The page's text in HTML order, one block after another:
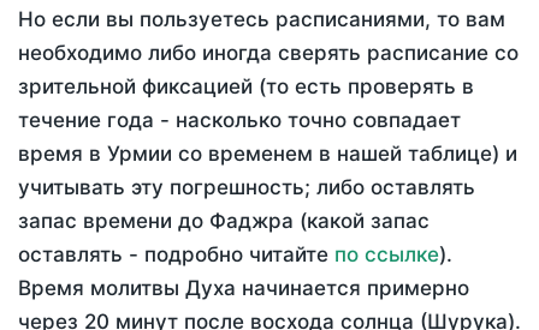
Но если вы пользуетесь расписаниями, то вам
необходимо либо иногда сверять расписание со
зрительной фиксацией (то есть проверять в
течение года - насколько точно совпадает
время в Урмии со временем в нашей таблице) и
учитывать эту погрешность; либо оставлять
запас времени до Фаджра (какой запас
оставлять - подробно читайте по ссылке).
Время молитвы Духа начинается примерно
через 20 минут после восхода солнца (Шурука).